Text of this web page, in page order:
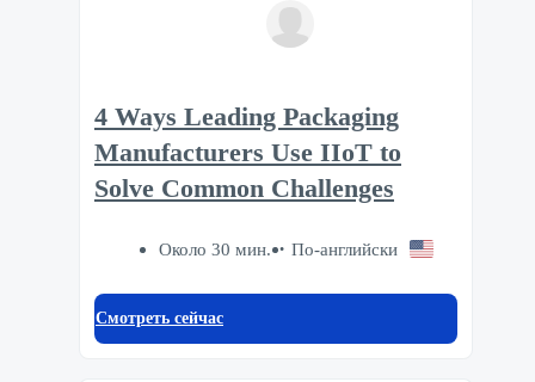
4 Ways Leading Packaging
Manufacturers Use IIoT to
Solve Common Challenges
Около 30 мин. По-английски
Смотреть сейчас